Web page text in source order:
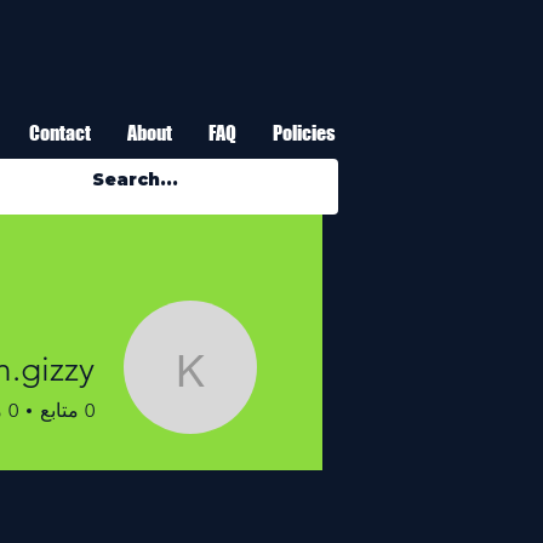
Contact About FAQ Policies
0 متابع 0